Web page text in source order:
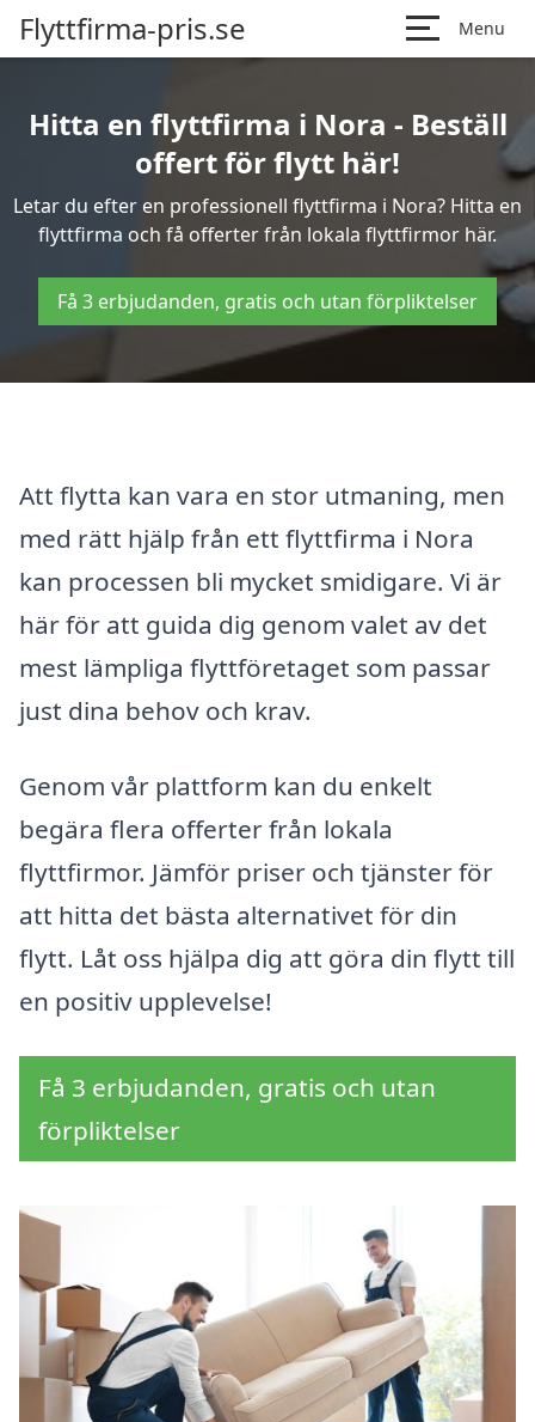
Flyttfirma-pris.se Menu
Hitta en flyttfirma i Nora - Beställ
offert för flytt här!
Letar du efter en professionell flyttfirma i Nora? Hitta en
flyttfirma och få offerter från lokala flyttfirmor här.
Få 3 erbjudanden, gratis och utan förpliktelser
Att flytta kan vara en stor utmaning, men
med rätt hjälp från ett flyttfirma i Nora
kan processen bli mycket smidigare. Vi är
här för att guida dig genom valet av det
mest lämpliga flyttföretaget som passar
just dina behov och krav.
Genom vår plattform kan du enkelt
begära flera offerter från lokala
flyttfirmor. Jämför priser och tjänster för
att hitta det bästa alternativet för din
flytt. Låt oss hjälpa dig att göra din flytt till
en positiv upplevelse!
Få 3 erbjudanden, gratis och utan
förpliktelser